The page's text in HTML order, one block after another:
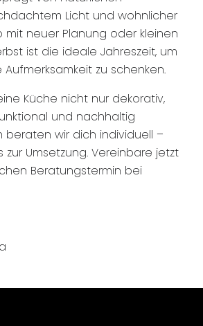
Licht und wohnlicher
mit neuer Planung oder kleinen
ist die ideale Jahreszeit, um
zu schenken.
Küche nicht nur dekorativ,
und nachhaltig
beraten wir dich individuell –
Umsetzung. Vereinbare jetzt
Beratungstermin bei